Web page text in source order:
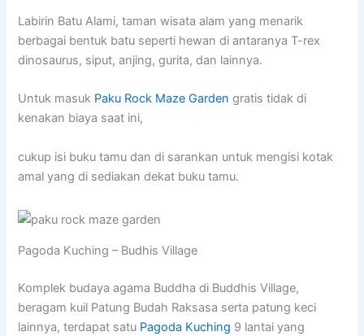
Labirin Batu Alami, taman wisata alam yang menarik
berbagai bentuk batu seperti hewan di antaranya T-rex
dinosaurus, siput, anjing, gurita, dan lainnya.
Untuk masuk Paku Rock Maze Garden gratis tidak di
kenakan biaya saat ini,
cukup isi buku tamu dan di sarankan untuk mengisi kotak
amal yang di sediakan dekat buku tamu.
Pagoda Kuching – Budhis Village
Komplek budaya agama Buddha di Buddhis Village,
beragam kuil Patung Budah Raksasa serta patung keci
lainnya, terdapat satu Pagoda Kuching 9 lantai yang